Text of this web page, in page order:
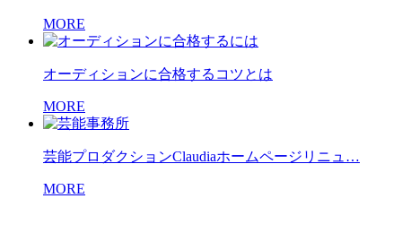
MORE
オーディションに合格するコツとは
MORE
芸能プロダクションClaudiaホームページリニュ…
MORE